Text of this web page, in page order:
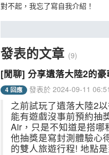
對不起，我忘了寫自我介紹！
發表的文章 (9)
[閒聊] 分享遺落大陸2的
4 回應 發表於 2024-09-11 06:51
之前試玩了遺落大陸2
能有遊戲沒事前預約抽
Air，只是不知道是搭
他抽獎是寫封測體驗心
的雙人旅遊行程! 地點